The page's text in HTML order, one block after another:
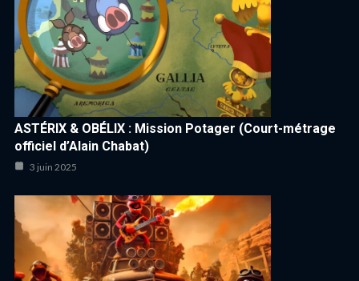
ASTÉRIX & OBÉLIX : Mission Potager (Court-métrage
officiel d’Alain Chabat)
3 juin 2025